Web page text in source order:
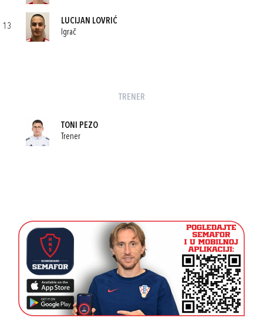
13
LUCIJAN LOVRIĆ
Igrač
TRENER
TONI PEZO
Trener